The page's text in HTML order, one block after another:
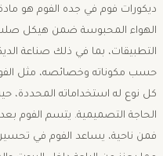
ديكورات فوم في جده الفوم هو
الهواء المحبوسة ضمن هيكل
التطبيقات، بما في ذلك صناعة
حسب مكوناته وخصائصه، مثل الفوم
كل نوع له استخداماته المحددة،
الحاجة التصميمية. يتسم الفوم
فمن ناحية، يساعد الفوم في